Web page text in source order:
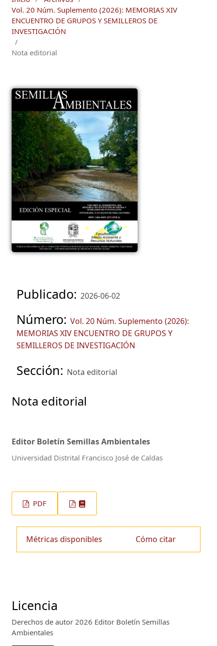
Vol. 20 Núm. Suplemento (2026): MEMORIAS XIV
ENCUENTRO DE GRUPOS Y SEMILLEROS DE
INVESTIGACIÓN
/
Nota editorial
Publicado: 2026-06-02
Número: Vol. 20 Núm. Suplemento (2026):
MEMORIAS XIV ENCUENTRO DE GRUPOS Y
SEMILLEROS DE INVESTIGACIÓN
Sección: Nota editorial
Nota editorial
Editor Boletín Semillas Ambientales
Universidad Distrital Francisco José de Caldas
PDF
Métricas disponibles Cómo citar
Licencia
Derechos de autor 2026 Editor Boletín Semillas
Ambientales